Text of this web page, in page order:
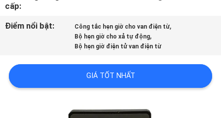
LƯỢNG
VỚI
CHÚNG
cấp:
Điểm nổi bật: Công tắc hẹn giờ cho van điện từ,
Bộ hẹn giờ cho xả tự động,
Bộ hẹn giờ điện tử van điện từ
GIÁ TỐT NHẤT